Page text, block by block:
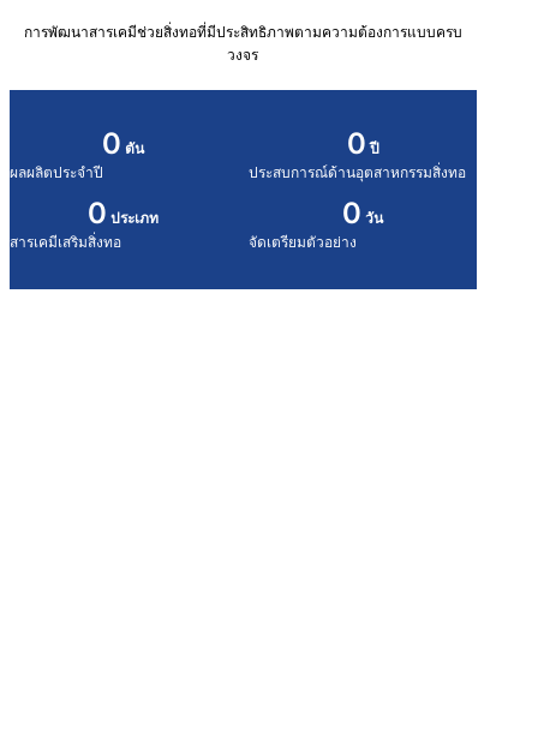
การพัฒนาสารเคมีช่วยสิ่งทอที่มีประสิทธิภาพตามความต้องการแบบครบ
วงจร
0 ตัน
ผลผลิตประจำปี
0 ปี
ประสบการณ์ด้านอุตสาหกรรมสิ่งทอ
0 ประเภท
สารเคมีเสริมสิ่งทอ
0 วัน
จัดเตรียมตัวอย่าง